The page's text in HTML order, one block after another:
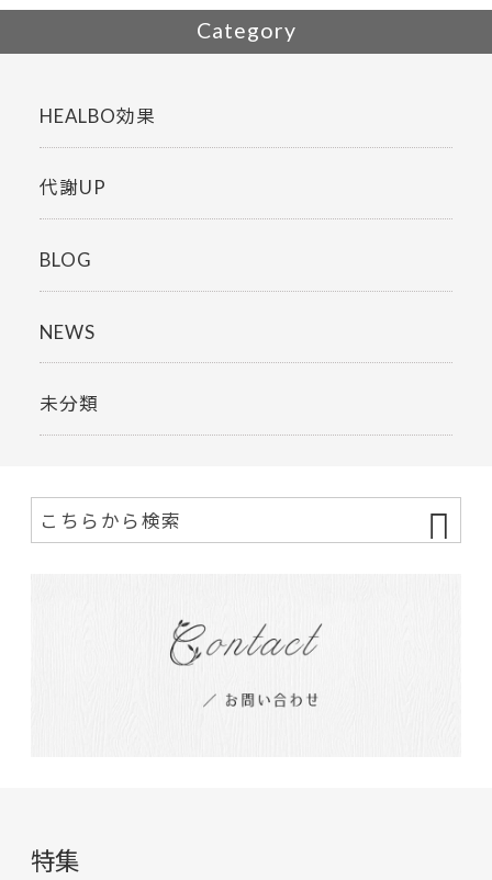
Category
HEALBO効果
代謝UP
BLOG
NEWS
未分類
特集